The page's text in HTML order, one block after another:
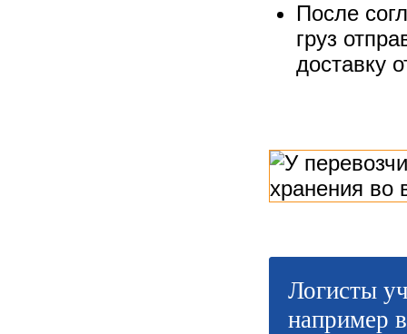
После
груз
доставку
Логисты
например